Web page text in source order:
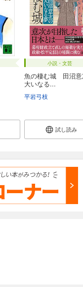
小説・文芸
魚の棲む城 田沼意
大いなる...
平岩弓枝
試し読み